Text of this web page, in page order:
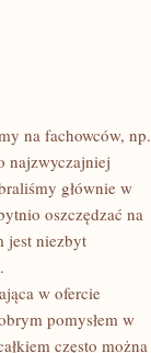
na fachowców, np.
najzwyczajniej
głównie w
oszczędzać na
jest niezbyt
w ofercie
pomysłem w
często można